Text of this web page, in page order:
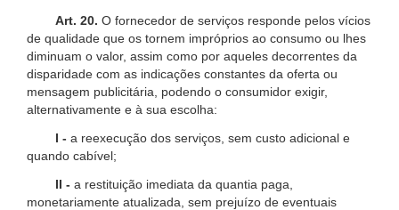
Art. 20. O fornecedor de serviços responde pelos vícios
de qualidade que os tornem impróprios ao consumo ou lhes
diminuam o valor, assim como por aqueles decorrentes da
disparidade com as indicações constantes da oferta ou
mensagem publicitária, podendo o consumidor exigir,
alternativamente e à sua escolha:
I - a reexecução dos serviços, sem custo adicional e
quando cabível;
II - a restituição imediata da quantia paga,
monetariamente atualizada, sem prejuízo de eventuais